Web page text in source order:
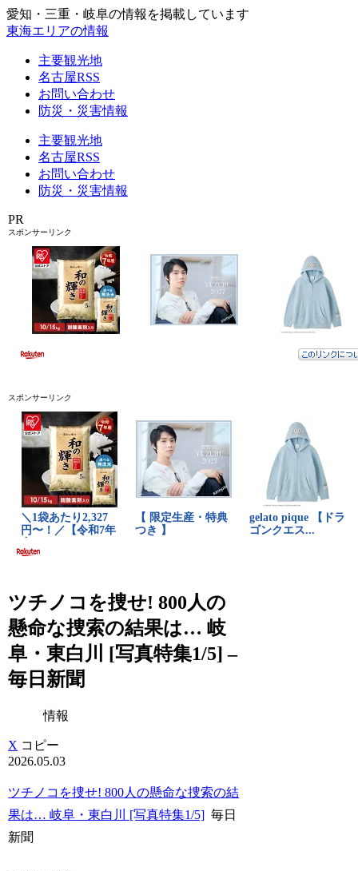
愛知・三重・岐阜の情報を掲載しています
東海エリアの情報
主要観光地
名古屋RSS
お問い合わせ
防災・災害情報
主要観光地
名古屋RSS
お問い合わせ
防災・災害情報
PR
スポンサーリンク
スポンサーリンク
ツチノコを捜せ! 800人の
懸命な捜索の結果は… 岐
阜・東白川 [写真特集1/5] –
毎日新聞
情報
X コピー
2026.05.03
ツチノコを捜せ! 800人の懸命な捜索の結
果は… 岐阜・東白川 [写真特集1/5] 毎日
新聞